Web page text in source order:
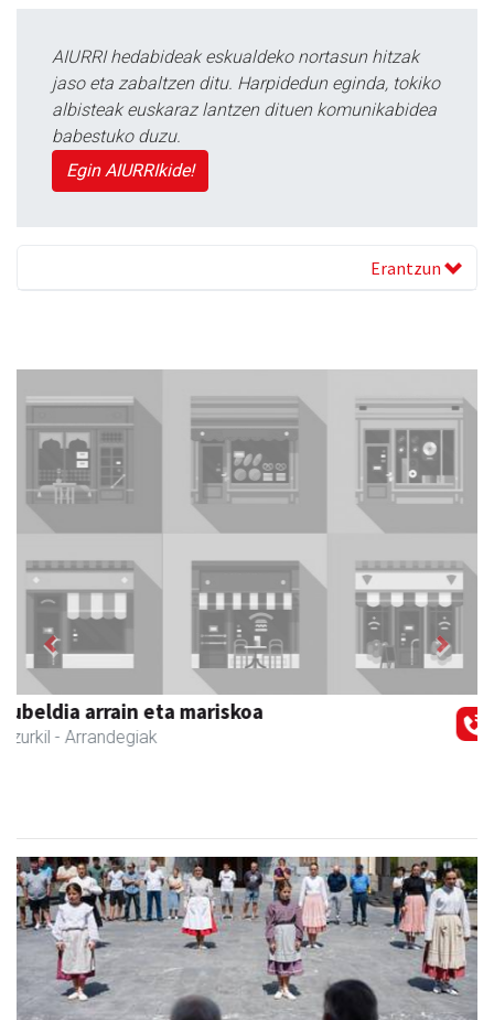
AIURRI hedabideak eskualdeko nortasun hitzak
jaso eta zabaltzen ditu. Harpidedun eginda, tokiko
albisteak euskaraz lantzen dituen komunikabidea
babestuko duzu.
Egin AIURRIkide!
Erantzun
Joxean harategia
Zizurkil - Harategiak
Previous Next